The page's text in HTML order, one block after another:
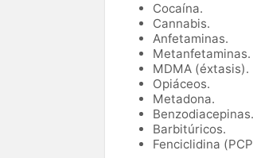
Cocaína.
Cannabis.
Anfetaminas.
Metanfetaminas.
MDMA (éxtasis).
Opiáceos.
Metadona.
Benzodiacepinas.
Barbitúricos.
Fenciclidina